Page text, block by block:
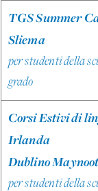
TGS Summer
Sliema
per studenti della
grado
Corsi Estivi di
Irlanda
Dublino
per studenti della